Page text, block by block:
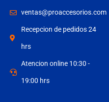
ventas@proaccesorios.com
Recepcion de pedidos 24
hrs
Atencion online 10:30 -
19:00 hrs